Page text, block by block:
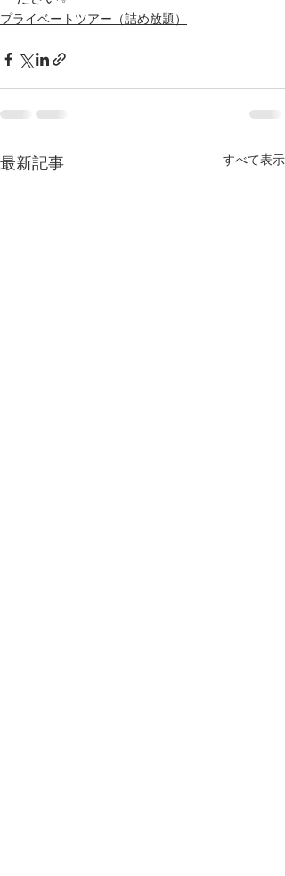
プライベートツアー（詰め放題）
最新記事 すべて表示